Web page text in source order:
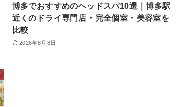
博多でおすすめのヘッドスパ10選｜博多駅
近くのドライ専門店・完全個室・美容室を
比較
2026年8月8日